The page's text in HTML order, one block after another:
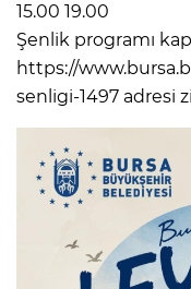
15.00 19.00
Şenlik programı
https://
senligi-1497 adresi